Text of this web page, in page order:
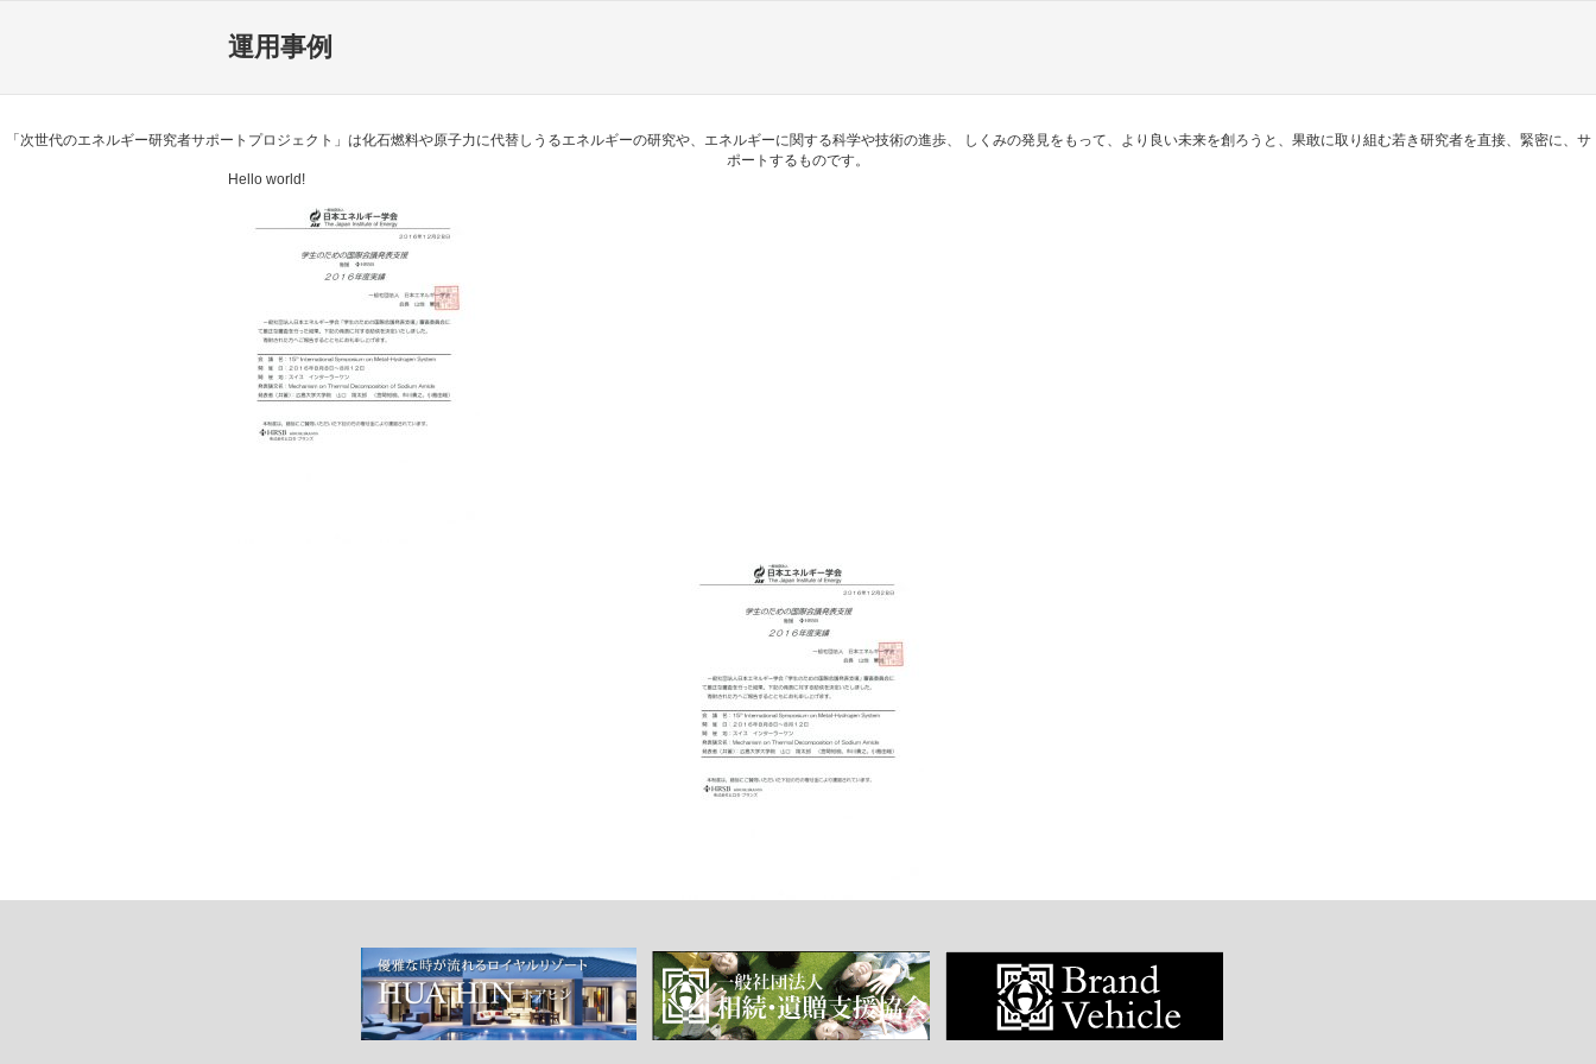
運用事例
「次世代のエネルギー研究者サポートプロジェクト」は化石燃料や原子力に代替しうるエネルギーの研究や、エネルギーに関する科学や技術の進歩、 しくみの発見をもって、より良い未来を創ろうと、果敢に取り組む若き研究者を直接、緊密に、サ
ポートするものです。
Hello world!